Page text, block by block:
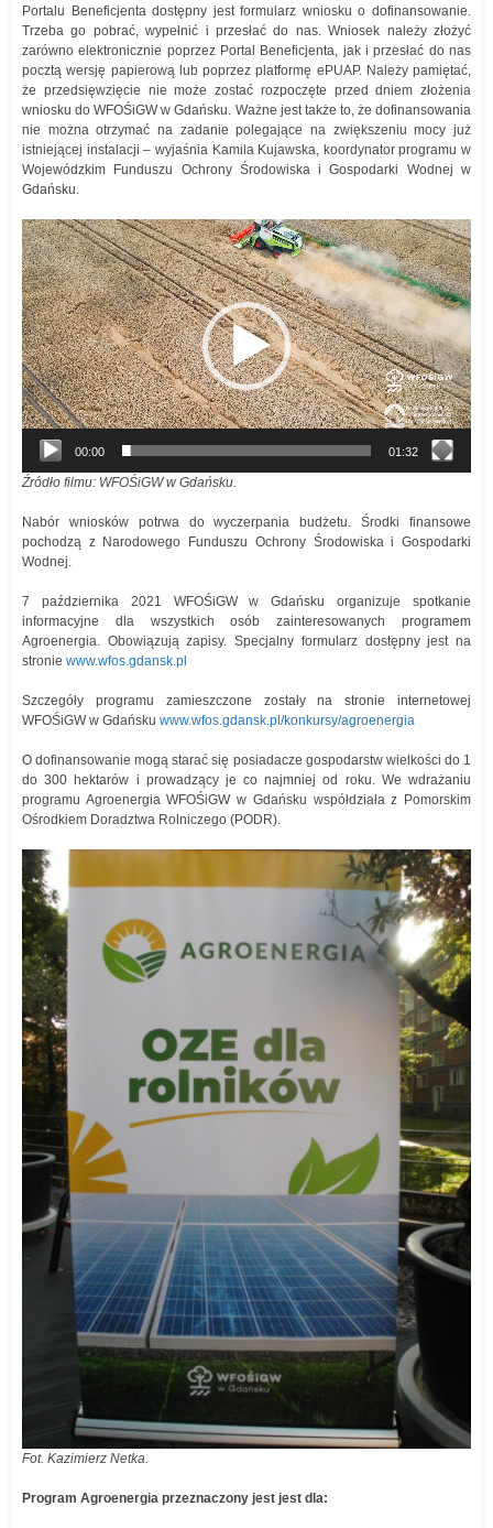
Portalu Beneficjenta dostępny jest formularz wniosku o dofinansowanie.
Trzeba go pobrać, wypełnić i przesłać do nas. Wniosek należy złożyć
zarówno elektronicznie poprzez Portal Beneficjenta, jak i przesłać do nas
pocztą wersję papierową lub poprzez platformę ePUAP. Należy pamiętać,
że przedsięwzięcie nie może zostać rozpoczęte przed dniem złożenia
wniosku do WFOŚiGW w Gdańsku. Ważne jest także to, że dofinansowania
nie można otrzymać na zadanie polegające na zwiększeniu mocy już
istniejącej instalacji – wyjaśnia Kamila Kujawska, koordynator programu w
Wojewódzkim Funduszu Ochrony Środowiska i Gospodarki Wodnej w
Gdańsku.
Odtwarzacz
video
00:00 01:32
Źródło filmu: WFOŚiGW w Gdańsku.
Nabór wniosków potrwa do wyczerpania budżetu. Środki finansowe
pochodzą z Narodowego Funduszu Ochrony Środowiska i Gospodarki
Wodnej.
7 października 2021 WFOŚiGW w Gdańsku organizuje spotkanie
informacyjne dla wszystkich osób zainteresowanych programem
Agroenergia. Obowiązują zapisy. Specjalny formularz dostępny jest na
stronie www.wfos.gdansk.pl
Szczegóły programu zamieszczone zostały na stronie internetowej
WFOŚiGW w Gdańsku www.wfos.gdansk.pl/konkursy/agroenergia
O dofinansowanie mogą starać się posiadacze gospodarstw wielkości do 1
do 300 hektarów i prowadzący je co najmniej od roku. We wdrażaniu
programu Agroenergia WFOŚiGW w Gdańsku współdziała z Pomorskim
Ośrodkiem Doradztwa Rolniczego (PODR).
Fot. Kazimierz Netka.
Program Agroenergia przeznaczony jest jest dla: